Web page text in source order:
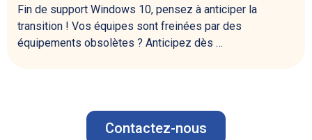
Fin de support Windows 10, pensez à anticiper la
transition ! Vos équipes sont freinées par des
équipements obsolètes ? Anticipez dès …
Contactez-nous